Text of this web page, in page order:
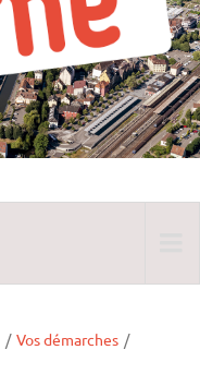
/ Vos démarches /